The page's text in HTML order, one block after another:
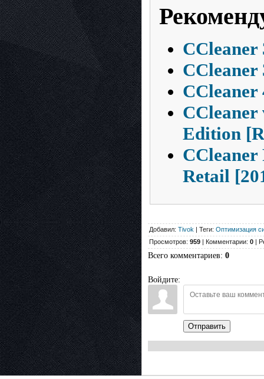
CCleaner
CCleaner
CCleaner
CCleaner
Edition
CCleaner
Retail
Добавил: Tivok | Теги: Оптимизация
Просмотров: 959 | Комментарии: 0 |
Всего комментариев: 0
Войдите:
Отправить